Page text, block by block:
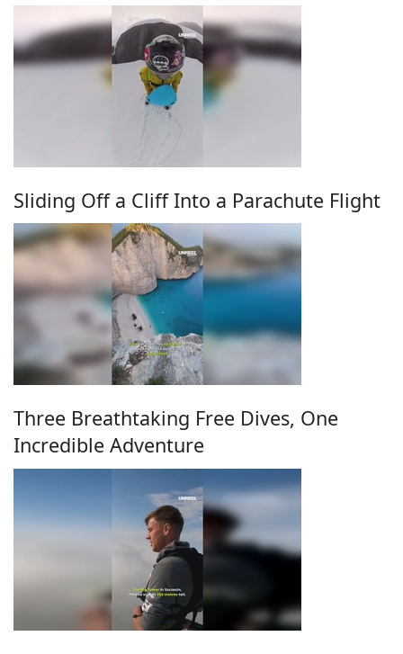
Sliding Off a Cliff Into a Parachute Flight
Three Breathtaking Free Dives, One
Incredible Adventure